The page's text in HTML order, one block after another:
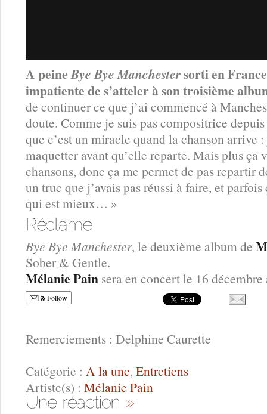
A peineBye Bye Manchestersorti en
impatiente de s’atteler à son troisième
de continuer ce que j’ai commencé à
doute. Comme je suis pas compositrice
que c’est un miracle quand la chanson arrive
maquetter avant qu’elle reparte. Mais plus ça
chansons, donc ça me permet de pas repartir
un truc que j’avais pas réussi à faire, et
qui est mieux… »
Bye Bye Manchester, le deuxième album de
Sober & Gentle.
Mélanie Pain sera en concert le 16
Follow
Remerciements : Delphine Caurette
Catégorie : A la une, Entretiens
Artiste(s) : Mélanie Pain